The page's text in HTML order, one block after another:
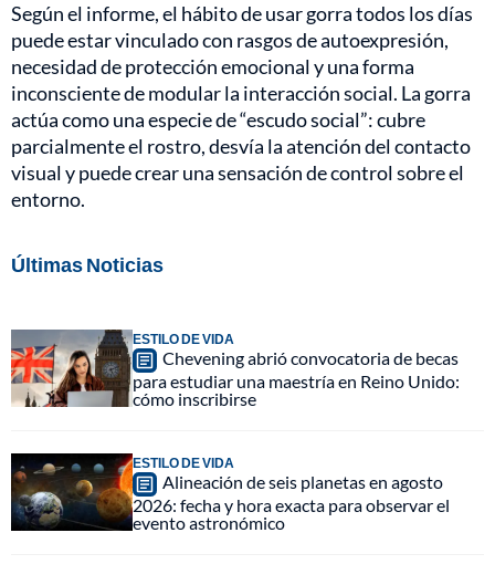
Según el informe, el hábito de usar gorra todos los días
puede estar vinculado con rasgos de autoexpresión,
necesidad de protección emocional y una forma
inconsciente de modular la interacción social. La gorra
actúa como una especie de “escudo social”: cubre
parcialmente el rostro, desvía la atención del contacto
visual y puede crear una sensación de control sobre el
entorno.
Últimas Noticias
ESTILO DE VIDA
Chevening abrió convocatoria de becas
para estudiar una maestría en Reino Unido:
cómo inscribirse
ESTILO DE VIDA
Alineación de seis planetas en agosto
2026: fecha y hora exacta para observar el
evento astronómico